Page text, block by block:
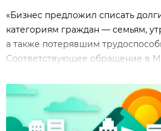
«Бизнес предложил списать
категориям граждан — семьям,
а также потерявшим
Соответствующее обращение в